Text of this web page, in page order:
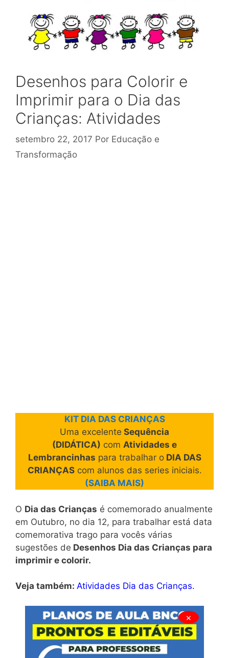
Desenhos para Colorir e
Imprimir para o Dia das
Crianças: Atividades
setembro 22, 2017 Por Educação e
Transformação
KIT DIA DAS CRIANÇAS
Uma excelente Sequência
(DIDÁTICA) com Atividades e
Lembrancinhas para trabalhar oDIA DAS
CRIANÇAScom alunos das series iniciais.
(SAIBA MAIS)
O Dia das Crianças é comemorado anualmente
em Outubro, no dia 12, para trabalhar está data
comemorativa trago para vocês várias
sugestões de Desenhos Dia das Crianças para
imprimir e colorir.
Veja também: Atividades Dia das Crianças.
×